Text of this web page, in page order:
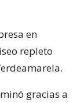
en
repleto
gracias a